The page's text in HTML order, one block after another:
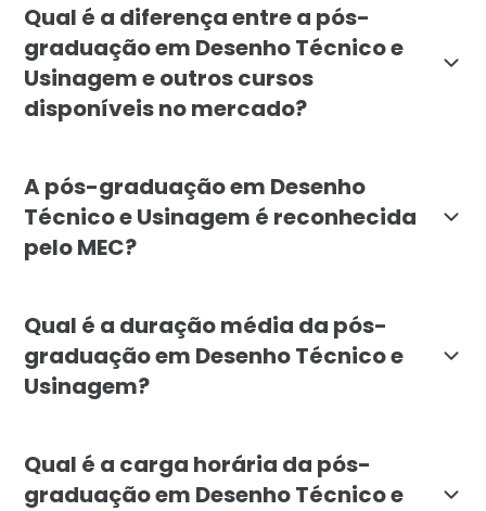
Qual é a diferença entre a pós-
graduação em Desenho Técnico e
Usinagem e outros cursos
disponíveis no mercado?
A pós-graduação em Desenho
Técnico e Usinagem é reconhecida
pelo MEC?
Qual é a duração média da pós-
graduação em Desenho Técnico e
Usinagem?
Qual é a carga horária da pós-
graduação em Desenho Técnico e